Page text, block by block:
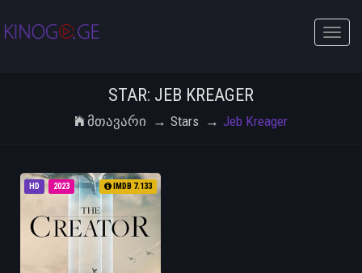
Toggle
STAR: JEB KREAGER
Მთავარი Stars Jeb Kreager
HD 2023 IMDB 7.133